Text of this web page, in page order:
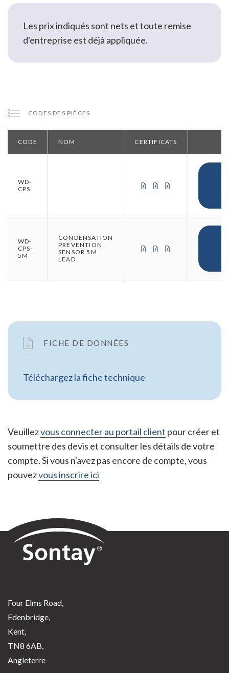
Les prix indiqués sont nets et toute remise
d'entreprise est déjà appliquée.
CODES DES PIÈCES
CODE NOM CERTIFICATS
WD-
CPS
CERTIFICAT DE
CERTIFICAT DE
WD-
CPS-
5M
CONDENSATION
PREVENTION
SENSOR 5M
LEAD
CERTIFICAT DE
CERTIFICAT DE
FICHE DE DONNÉES
Téléchargez la fiche technique
Veuillezvous connecter au portail client pour créer et
soumettre des devis et consulter les détails de votre
compte. Si vous n'avez pas encore de compte, vous
pouvezvous inscrire ici
Sontay
Four Elms Road,
Edenbridge,
Kent,
TN8 6AB,
Angleterre